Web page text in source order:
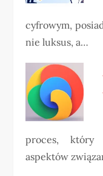
cyfrowym,
nie luksus, a…
proces, który
aspektów